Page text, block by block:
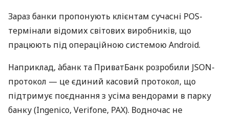
Зараз банки пропонують клієнтам сучасні POS-
термінали відомих світових виробників, що
працюють під операційною системою Android.
Наприклад, àбанк та ПриватБанк розробили JSON-
протокол — це єдиний касовий протокол, що
підтримує поєднання з усіма вендорами в парку
банку (Ingenico, Verifone, PAX). Водночас не